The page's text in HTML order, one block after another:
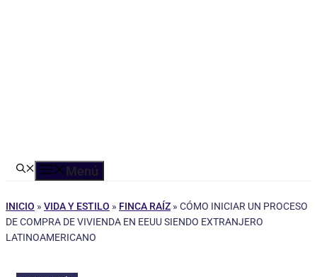
Menú
INICIO » VIDA Y ESTILO » FINCA RAÍZ » CÓMO INICIAR UN PROCESO
DE COMPRA DE VIVIENDA EN EEUU SIENDO EXTRANJERO
LATINOAMERICANO